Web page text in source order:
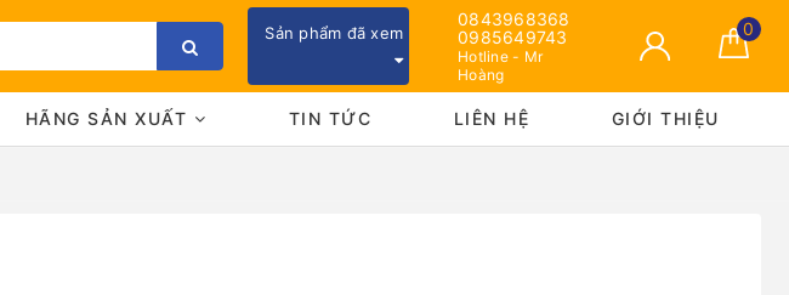
Sản phẩm đã xem
0843968368
0985649743
Hotline - Mr
Hoàng
0
HÃNG SẢN XUẤT TIN TỨC LIÊN HỆ GIỚI THIỆU